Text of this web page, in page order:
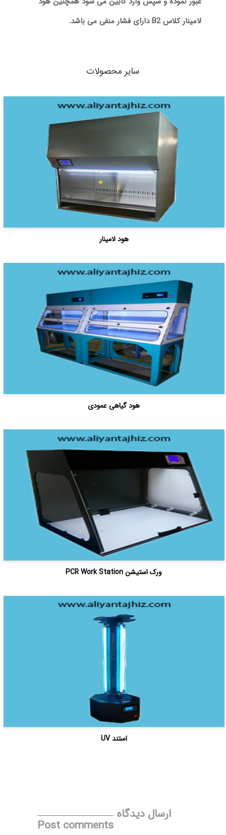
لامینار کلاس B2 دارای فشار منفی می باشد.
سایر محصولات
هود لامینار
هود گیاهی عمودی
ورک استیشن PCR Work Station
استند UV
ارسال دیدگاه
Post comments